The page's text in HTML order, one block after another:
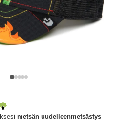
metsän uudelleenmetsästys